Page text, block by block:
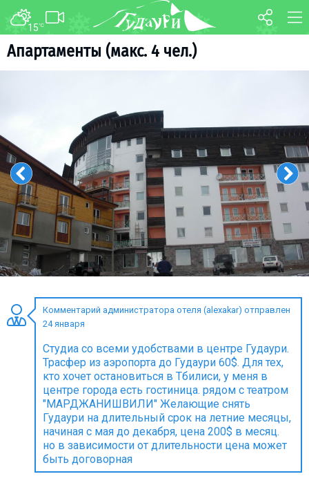
15°C
Апартаменты (макс. 4 чел.)
Комментарий администратора отеля (alexakar) отправлен
24 января
Студиа со всеми удобствами в центре Гудаури.
Трасфер из аэропорта до Гудаури 60$. Для тех,
кто хочет остановиться в Тбилиси, у меня в
центре города есть гостиница. рядом с театром
"МАРДЖАНИШВИЛИ" Желающие снять
Гудаури на длительный срок на летние месяцы,
начиная с мая до декабря, цена 200$ в месяц.
но в зависимости от длительности цена может
быть договорная
ФОРУМ КАРТА
Ски-пасс
Инструкторы
Прокат
Ски-сервис
Дети в Гудаури
Развлечения
Календарь событий
Гудаури
INFO
ПРОЖИВАНИЕ
Квартиры
Коттеджи
Отели
% Горячие предложения